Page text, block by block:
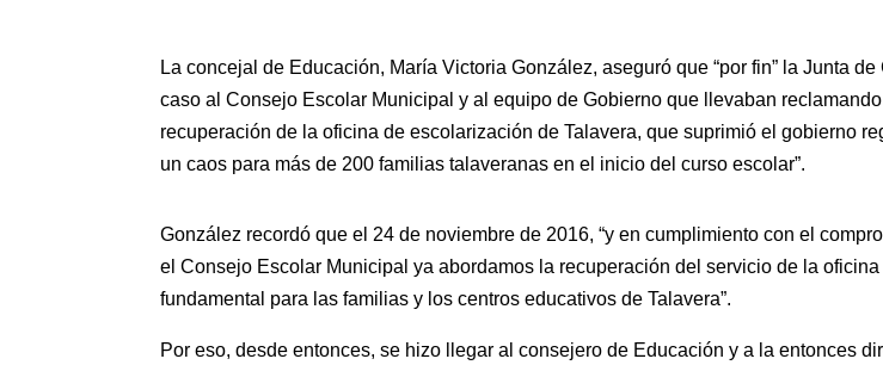
La concejal de Educación, María Victoria González, aseguró que “por fin” la Junta
caso al Consejo Escolar Municipal y al equipo de Gobierno que llevaban
recuperación de la oficina de escolarización de Talavera, que suprimió el gobierno
un caos para más de 200 familias talaveranas en el inicio del curso escolar”.
González recordó que el 24 de noviembre de 2016, “y en cumplimiento con el
el Consejo Escolar Municipal ya abordamos la recuperación del servicio de la
fundamental para las familias y los centros educativos de Talavera”.
Por eso, desde entonces, se hizo llegar al consejero de Educación y a la entonces